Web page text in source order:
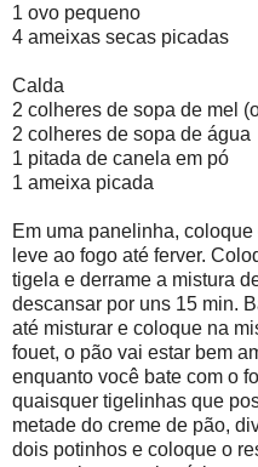
1 ovo pequeno
4 ameixas secas picadas
Calda
2 colheres de sopa de mel
2 colheres de sopa de água
1 pitada de canela em pó
1 ameixa picada
Em uma panelinha,
leve ao fogo até ferver.
tigela e derrame a mistura
descansar por uns 15 min.
até misturar e coloque na
fouet, o pão vai estar bem
enquanto você bate com o
quaisquer tigelinhas que
metade do creme de pão,
dois potinhos e coloque o